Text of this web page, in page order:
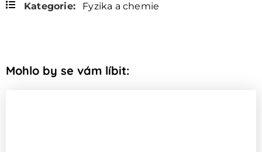
Kategorie:
Fyzika a chemie
Mohlo by se vám líbit: